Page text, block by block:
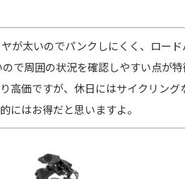
が太いのでパンクしにくく、ロード
で周囲の状況を確認しやすい点が特
高価ですが、休日にはサイクリング
にはお得だと思いますよ。